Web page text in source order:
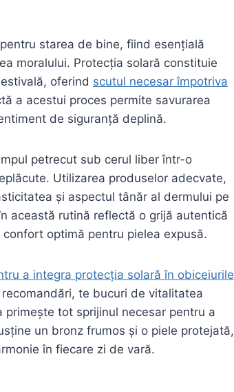
starea de bine, fiind esențială
moralului. Protecția solară constituie
oferind scutul necesar împotriva
a acestui proces permite savurarea
de siguranță deplină.
petrecut sub cerul liber într-o
Utilizarea produselor adecvate,
și aspectul tânăr al dermului pe
această rutină reflectă o grijă autentică
optimă pentru pielea expusă.
a integra protecția solară în obiceiurile
te bucuri de vitalitatea
tot sprijinul necesar pentru a
un bronz frumos și o piele protejată,
în fiecare zi de vară.